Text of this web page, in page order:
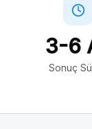
3-6
Sonuç